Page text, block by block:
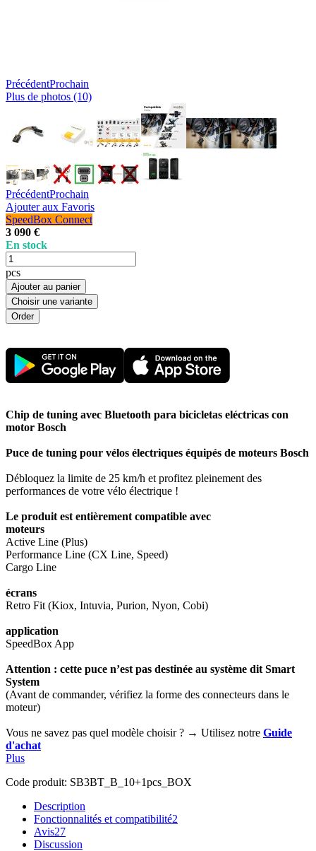
PrécédentProchain
Plus de photos (10)
PrécédentProchain
Ajouter aux Favoris
SpeedBox Connect
3 090 €
En stock
pcs
Ajouter au panier
Choisir une variante
Chip de tuning avec Bluetooth para bicicletas eléctricas con
motor Bosch
Puce de tuning pour vélos électriques équipés de moteurs Bosch
Débloquez la limite de 25 km/h et profitez pleinement des
performances de votre vélo électrique !
Le produit est entièrement compatible avec
moteurs
Active Line (Plus)
Performance Line (CX Line, Speed)
Cargo Line
écrans
Retro Fit (Kiox, Intuvia, Purion, Nyon, Cobi)
application
SpeedBox App
Attention : cette puce n’est pas destinée au système dit Smart
System
(Avant de commander, vérifiez la forme des connecteurs dans le
moteur)
Vous ne savez pas quel modèle choisir ? → Utilisez notre Guide
d'achat
Plus
Code produit: SB3BT_B_10+1pcs_BOX
Description
Fonctionnalités et compatibilité2
Avis27
Discussion